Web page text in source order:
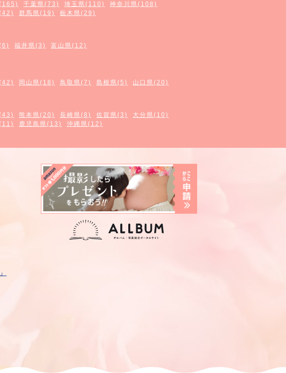
千葉県(73) 埼玉県(110)
神奈川県(108)
群馬県(19) 栃木県(29)
福井県(3) 富山県(12)
岡山県(18) 鳥取県(7) 島根県(5) 山口県(20)
熊本県(20) 長崎県(8) 佐賀県(3)
大分県(10)
鹿児島県(13) 沖縄県(12)